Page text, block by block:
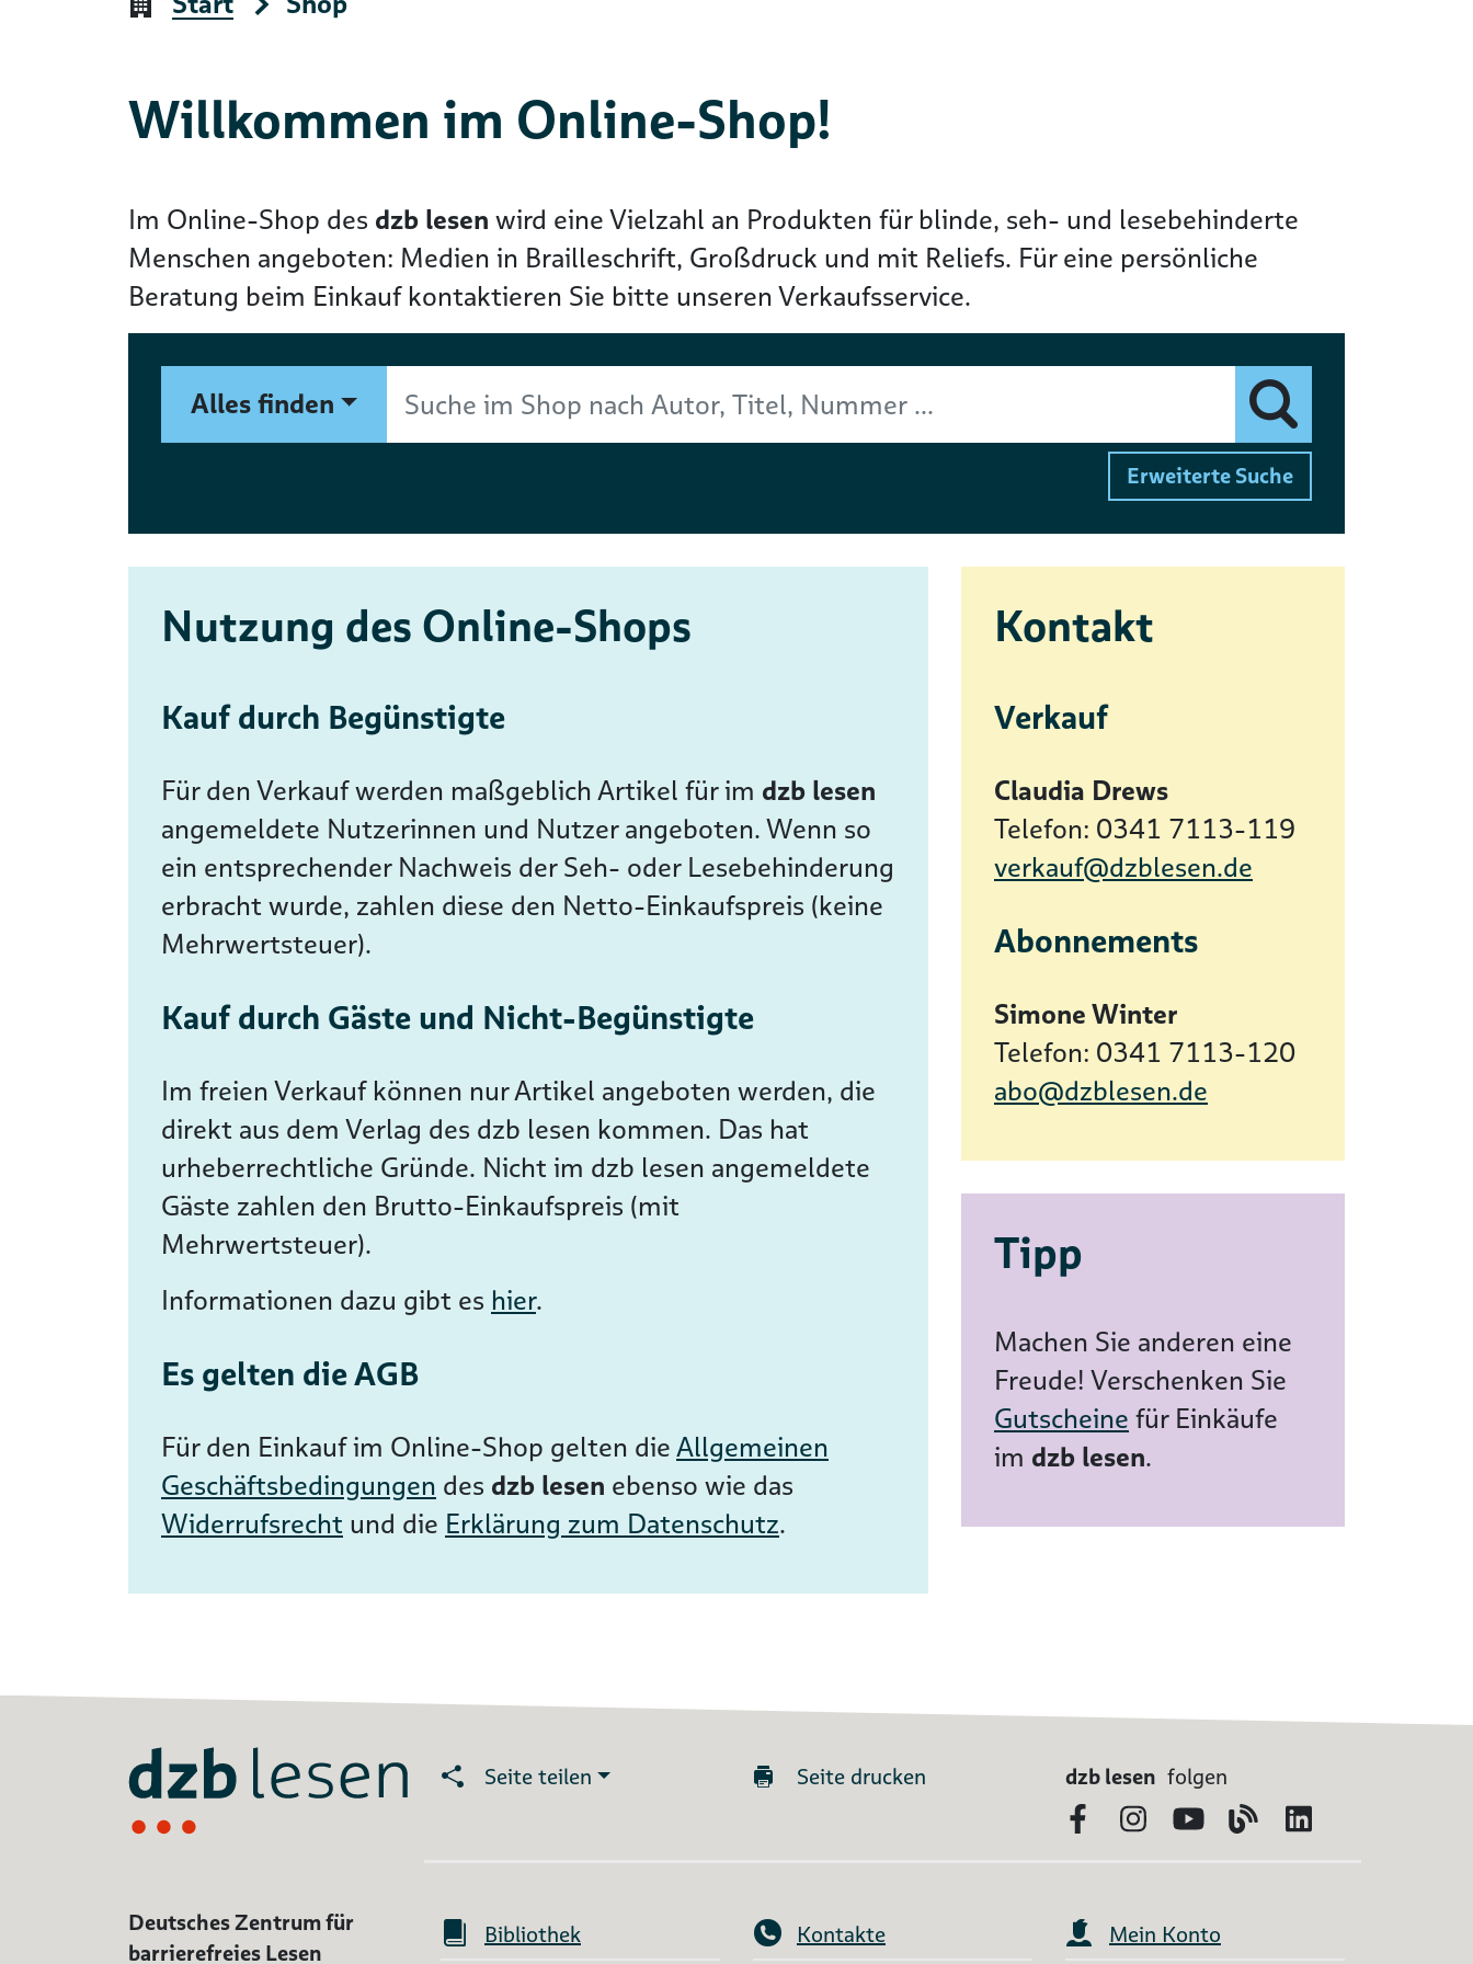
Willkommen im Online-Shop!
Im Online-Shop des dzb lesen wird eine Vielzahl an Produkten für blinde, seh- und lesebehinderte
Menschen angeboten: Medien in Brailleschrift, Großdruck und mit Reliefs. Für eine persönliche
Beratung beim Einkauf kontaktieren Sie bitte unseren Verkaufsservice.
Suchformular
Alles finden
Suche im Shop nach Autor, Titel, Nummer ...
Erweiterte Suche
Nutzung des Online-Shops
Kauf durch Begünstigte
Für den Verkauf werden maßgeblich Artikel für im dzb lesen
angemeldete Nutzerinnen und Nutzer angeboten. Wenn so
ein entsprechender Nachweis der Seh- oder Lesebehinderung
erbracht wurde, zahlen diese den Netto-Einkaufspreis (keine
Mehrwertsteuer).
Kauf durch Gäste und Nicht-Begünstigte
Im freien Verkauf können nur Artikel angeboten werden, die
direkt aus dem Verlag des dzb lesen kommen. Das hat
urheberrechtliche Gründe. Nicht im dzb lesen angemeldete
Gäste zahlen den Brutto-Einkaufspreis (mit
Mehrwertsteuer).
Informationen dazu gibt es hier.
Es gelten die AGB
Für den Einkauf im Online-Shop gelten dieAllgemeinen
Geschäftsbedingungen des dzb lesen ebenso wie das
Widerrufsrecht und die Erklärung zum Datenschutz.
Kontakt
Verkauf
Claudia Drews
Telefon: 0341 7113-119
verkauf@dzblesen.de
Abonnements
Simone Winter
Telefon: 0341 7113-120
abo@dzblesen.de
Tipp
Machen Sie anderen eine
Freude! Verschenken Sie
Gutscheine für Einkäufe
im dzb lesen.
Seite teilen Seite drucken dzb lesen folgen
FacebookInstagram
YouTubeBlog
Deutsches Zentrum für
barrierefreies Lesen
Bibliothek Kontakte Mein Konto